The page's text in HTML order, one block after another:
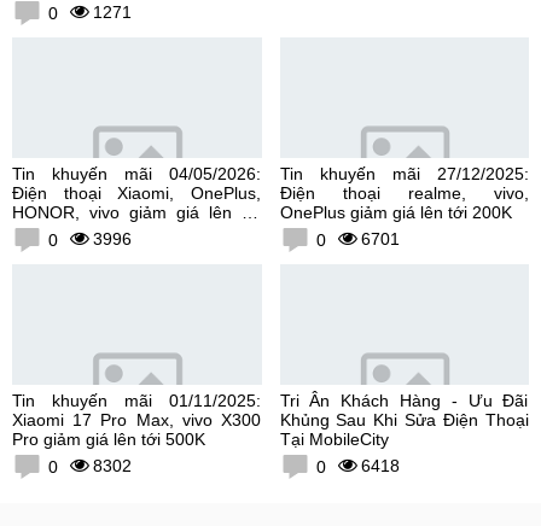
0 1271
Tin khuyến mãi 04/05/2026:
Điện thoại Xiaomi, OnePlus,
HONOR, vivo giảm giá lên tới
300K0 3996
Tin khuyến mãi 27/12/2025:
Điện thoại realme, vivo,
OnePlus giảm giá lên tới 200K
0
6701
Tin khuyến mãi 01/11/2025:
Xiaomi 17 Pro Max, vivo X300
Pro giảm giá lên tới 500K
0
8302
Tri Ân Khách Hàng - Ưu Đãi
Khủng Sau Khi Sửa Điện Thoại
Tại MobileCity
0
6418